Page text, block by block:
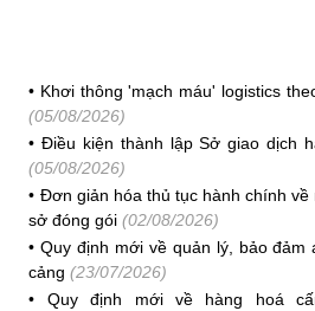
• Khơi thông 'mạch máu' logistics
(05/08/2026)
•Điều kiện thành lập Sở giao dịch
(05/08/2026)
• Đơn giản hóa thủ tục hành chính
sở đóng gói (02/08/2026)
•Quy định mới về quản lý, bảo
cảng (23/07/2026)
• Quy định mới về hàng hoá